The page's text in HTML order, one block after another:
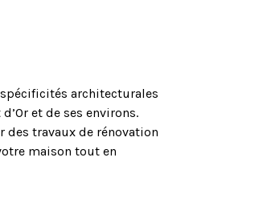
architecturales
et de ses environs.
des travaux de rénovation
maison tout en